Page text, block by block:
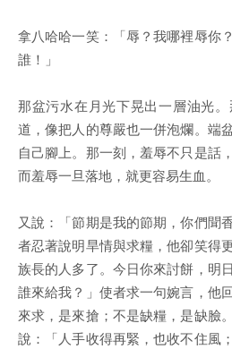
拿八哈哈一笑：「辱？我哪裡辱你
誰！」
那盆污水在月光下晃出一層油光
道，像把人的尊嚴也一併泡爛。端
自己腳上。那一刻，羞辱不只是
而羞辱一旦落地，就更容易生血。
又說：「節期是我的節期，你們聞
者忍著說明旱情與求糧，他卻笑得
族長的人多了。今日你來討餅，明
誰來給我？」使者求一句婉言，他
來求，是來搶；不是缺糧，是缺臉
說：「人手收得再緊，也收不住風